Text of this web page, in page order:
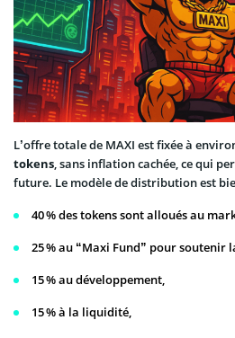
L’offre totale de MAXI est fixée à
tokens, sans inflation cachée, ce qui
future. Le modèle de distribution est
40 % des tokens sont alloués au
25 % au “Maxi Fund” pour soutenir
15 % au développement,
15 % à la liquidité,